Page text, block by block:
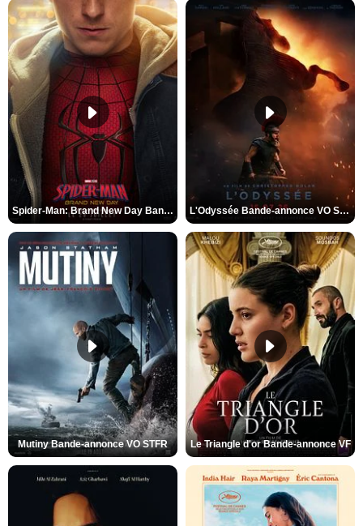
Spider-Man: Brand New Day Bande-annonce VO STFR L'Odyssée Bande-annonce VO STFR
Mutiny Bande-annonce VO STFR Le Triangle d'or Bande-annonce VF